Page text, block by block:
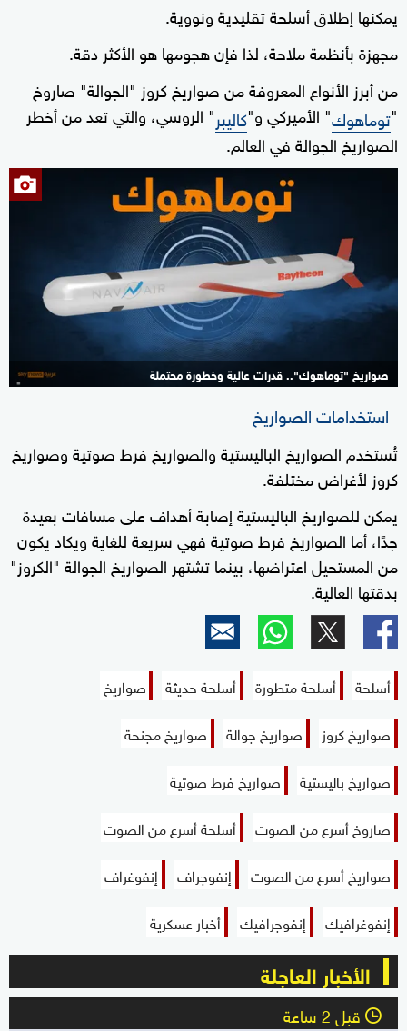
يمكنها إطلاق أسلحة تقليدية ونووية.
مجهزة بأنظمة ملاحة، لذا فإن هجومها هو الأكثر دقة.
من أبرز الأنواع المعروفة من صواريخ كروز "الجوالة" صاروخ
"توماهوك" الأميركي و"كاليبر" الروسي، والتي تعد من أخطر
الصواريخ الجوالة في العالم.
صواريخ "توماهوك".. قدرات عالية وخطورة محتملة
استخدامات الصواريخ
تُستخدم الصواريخ الباليستية والصواريخ فرط صوتية وصواريخ
كروز لأغراض مختلفة.
يمكن للصواريخ الباليستية إصابة أهداف على مسافات بعيدة
جدًا، أما الصواريخ فرط صوتية فهي سريعة للغاية ويكاد يكون
من المستحيل اعتراضها، بينما تشتهر الصواريخ الجوالة "الكروز"
بدقتها العالية.
أسلحة أسلحة متطورة أسلحة حديثة
صواريخ
صواريخ كروز
صواريخ جوالة
صواريخ مجنحة
صواريخ باليستية
صواريخ فرط صوتية
صاروخ أسرع من الصوت
أسلحة أسرع من الصوت
صواريخ أسرع من الصوت
إنفوجراف
إنفوغراف
إنفوغرافيك
إنفوجرافيك أخبار عسكرية
الأخبار العاجلة
l قبل 2 ساعة